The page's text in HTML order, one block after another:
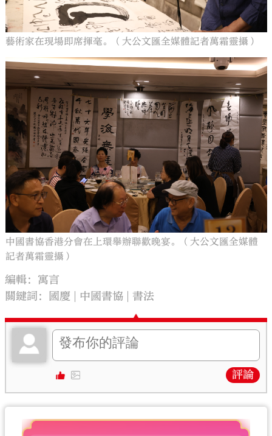
藝術家在現場即席揮毫。（大公文匯全媒體記者萬霜靈攝）
中國書協香港分會在上環舉辦聯歡晚宴。（大公文匯全媒體
記者萬霜靈攝）
編輯：寓言
關鍵詞：
國慶 中國書協 書法
評論